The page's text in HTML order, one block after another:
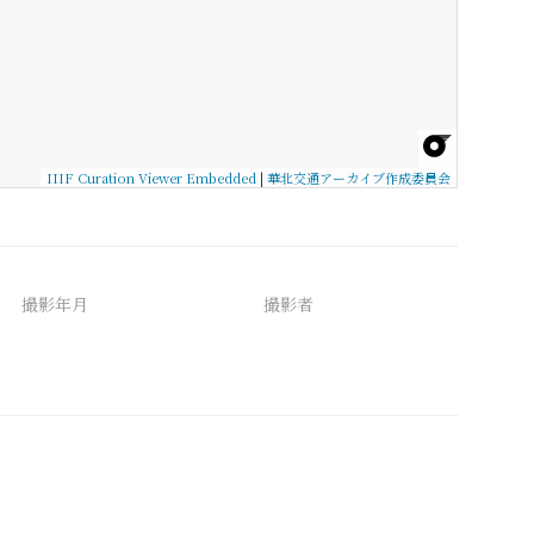
IIIF Curation Viewer Embedded | 華北交通アーカイブ作成委員会
撮影年月 撮影者